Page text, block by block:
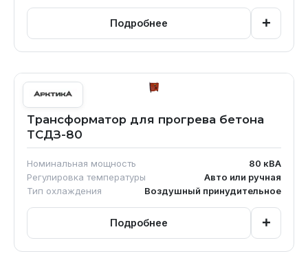
Подробнее +
Трансформатор для прогрева бетона
ТСДЗ-80
Номинальная мощность 80 кВА
Регулировка температуры
Авто или ручная
Тип охлаждения
Воздушный принудительное
Подробнее +